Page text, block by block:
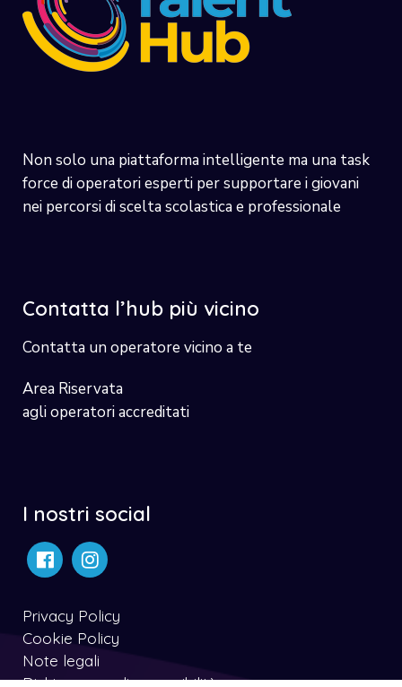
Non solo una piattaforma intelligente ma una task
force di operatori esperti per supportare i giovani
nei percorsi di scelta scolastica e professionale
Contatta l’hub più vicino
Contatta un operatore vicino a te
Area Riservata
agli operatori accreditati
I nostri social
Privacy Policy
Cookie Policy
Note legali
Dichiarazone di accessibilità